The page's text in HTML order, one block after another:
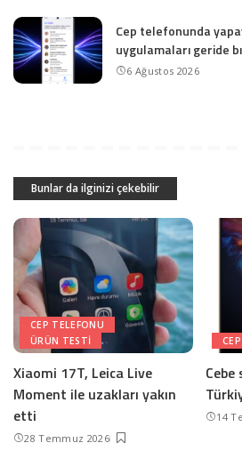
Cep telefonunda
uygulamaları geride
6 Ağustos 2026
Bunlar da ilginizi çekebilir
CEP TELEFONU
ÜRÜN TESTI
Xiaomi 17T, Leica Live
Moment ile uzakları yakın
etti
28 Temmuz 2026
14